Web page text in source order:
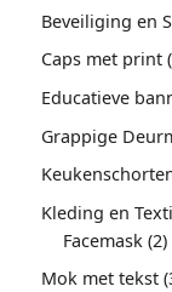
Beveiliging en
Caps met print
Educatieve
Grappige
Kleding en
Facemask 22
Mok met tekst